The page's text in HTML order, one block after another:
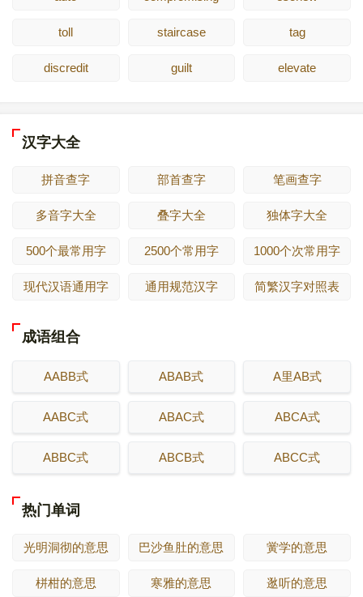
toll staircase tag
discredit guilt elevate
汉字大全
拼音查字 部首查字 笔画查字
多音字大全 叠字大全 独体字大全
500个最常用字 2500个常用字 1000个次常用字
现代汉语通用字 通用规范汉字 简繁汉字对照表
成语组合
AABB式 ABAB式 A里AB式
AABC式 ABAC式 ABCA式
ABBC式 ABCB式 ABCC式
热门单词
光明洞彻的意思 巴沙鱼肚的意思 黉学的意思
栟柑的意思 寒雅的意思 逖听的意思